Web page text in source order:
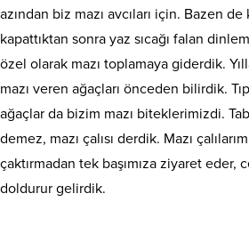
azından biz mazı avcıları için. Bazen de
kapattıktan sonra yaz sıcağı falan
özel olarak mazı toplamaya giderdik.
mazı veren ağaçları önceden bilirdik.
ağaçlar da bizim mazı biteklerimizdi.
demez, mazı çalısı derdik. Mazı
çaktırmadan tek başımıza ziyaret eder,
doldurur gelirdik.